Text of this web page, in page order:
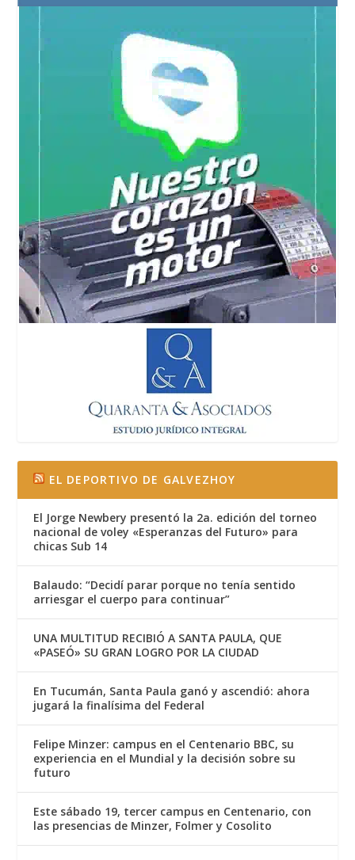
EL DEPORTIVO DE GALVEZHOY
El Jorge Newbery presentó la 2a. edición del torneo
nacional de voley «Esperanzas del Futuro» para
chicas Sub 14
Balaudo: “Decidí parar porque no tenía sentido
arriesgar el cuerpo para continuar”
UNA MULTITUD RECIBIÓ A SANTA PAULA, QUE
«PASEÓ» SU GRAN LOGRO POR LA CIUDAD
En Tucumán, Santa Paula ganó y ascendió: ahora
jugará la finalísima del Federal
Felipe Minzer: campus en el Centenario BBC, su
experiencia en el Mundial y la decisión sobre su
futuro
Este sábado 19, tercer campus en Centenario, con
las presencias de Minzer, Folmer y Cosolito